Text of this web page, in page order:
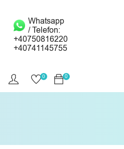
Whatsapp
/ Telefon:
+40750816220
+40741145755
0
0